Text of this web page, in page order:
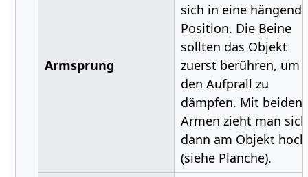
Armsprung
sich in eine hängende
Position. Die Beine
sollten das Objekt
zuerst berühren, um
den Aufprall zu
dämpfen. Mit beiden
Armen zieht man sich
dann am Objekt hoch
(siehe Planche).